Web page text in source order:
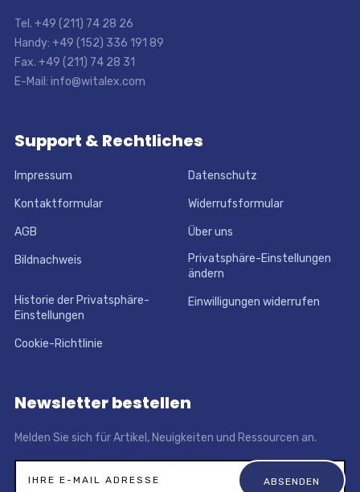
Tel. +49 (211) 74 28 26
Handy: +49 (152) 336 191 89
Fax. +49 (211) 74 28 31
E-Mail: info@witalex.com
Support & Rechtliches
Impressum Datenschutz
Kontaktformular Widerrufsformular
AGB Über uns
Bildnachweis
Privatsphäre-Einstellungen
ändern
Historie der Privatsphäre-
Einstellungen
Einwilligungen widerrufen
Cookie-Richtlinie
Newsletter bestellen
Melden Sie sich für Artikel, Neuigkeiten und Ressourcen an.